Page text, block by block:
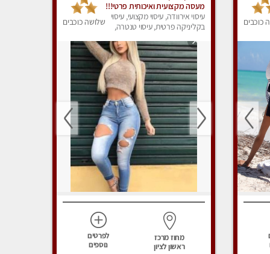
כוכבים
מעסה מקצועית ואיכותית פרטי!!!
מומלץ לחלוטין!! טל -03-
5413417
עיסוי אירוודה, עיסוי מקצועי, עיסוי
בקליניקה פרטית, עיסוי טנטרה,
שלושה כוכבים
מחוז מרכז
ראשון לציון
לפרטים
נוספים